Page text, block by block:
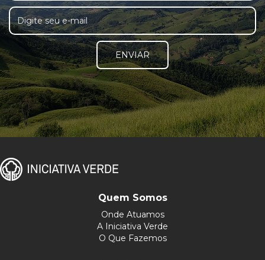
ENVIAR
Quem Somos
Onde Atuamos
A Iniciativa Verde
O Que Fazemos